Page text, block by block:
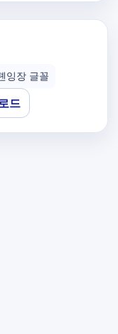
잉장 글꼴
드